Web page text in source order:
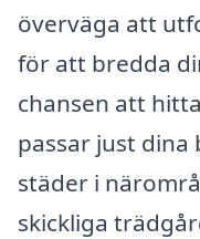
överväga att
för att bredda
chansen att
passar just dina
städer i
skickliga